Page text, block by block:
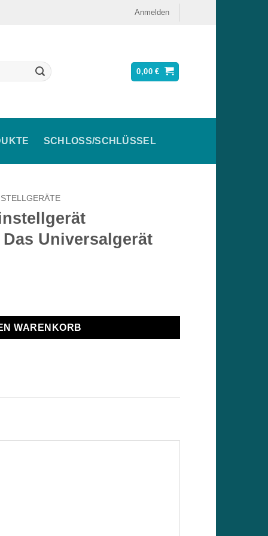
Anmelden
0,00€
SCHLOSS/SCHLÜSSEL
Das Universalgerät
- Das Universalgerät Menge
WARENKORB